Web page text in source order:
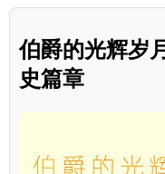
伯爵的光辉岁
史篇章